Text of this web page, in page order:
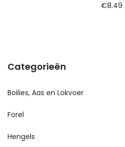
€8.49
Categorieën
Boilies, Aas en Lokvoer
Forel
Hengels